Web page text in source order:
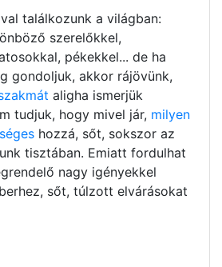
találkozunk a világban:
szerelőkkel,
pékekkel... de ha
gondoljuk, akkor rájövünk,
aligha ismerjük
tudjuk, hogy mivel jár, milyen
hozzá, sőt, sokszor az
tisztában. Emiatt fordulhat
nagy igényekkel
sőt, túlzott elvárásokat